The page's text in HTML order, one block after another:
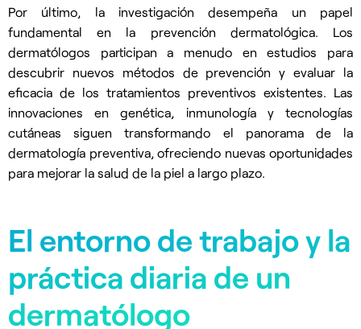
Por último, la investigación desempeña un papel
fundamental en la prevención dermatológica. Los
dermatólogos participan a menudo en estudios para
descubrir nuevos métodos de prevención y evaluar la
eficacia de los tratamientos preventivos existentes. Las
innovaciones en genética, inmunología y tecnologías
cutáneas siguen transformando el panorama de la
dermatología preventiva, ofreciendo nuevas oportunidades
para mejorar la salud de la piel a largo plazo.
El entorno de trabajo y la
práctica diaria de un
dermatólogo